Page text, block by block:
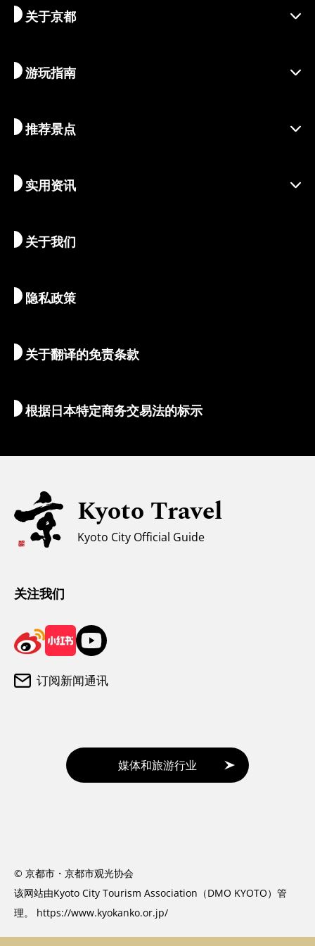
关于京都
探寻京都
季节资讯
可持续旅游
游玩指南
旅行灵感
体验活动
艺术与文化
清晨与夜间观光
住宿推荐
推荐景点
目的地
推荐行程
实用资讯
畅游京都
地图和工具
翻译导游
外币兑换/税金
无障碍旅游
穆斯林友好环境
气候和服装
关于我们
隐私政策
关于翻译的免责条款
根据日本特定商务交易法的标示
Kyoto Travel
Kyoto City Official Guide
关注我们
订阅新闻通讯
媒体和旅游行业
© 京都市・京都市观光协会
该网站由Kyoto City Tourism Association（DMO KYOTO）管
理。 https://www.kyokanko.or.jp/